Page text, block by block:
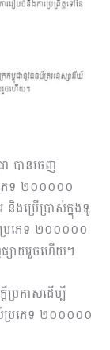
ា បានចេញ
ភេទ ២០០០០០
ងប្រើប្រាស់ក្នុងទូ
ប្រភេទ ២០០០០០
ផ្សាយរួចហើយ។
ប្រកាសដើម្បី
ប្រភេទ ២០០០០០